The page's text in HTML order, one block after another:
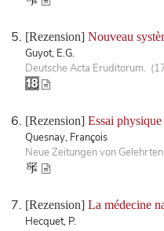
[Rezension] Nouveau
Guyot, E.G.
Deutsche Acta Eruditorum.
[Rezension] Essai
Quesnay, François
Neue Zeitungen von
[Rezension] La médecine
Hecquet, P.